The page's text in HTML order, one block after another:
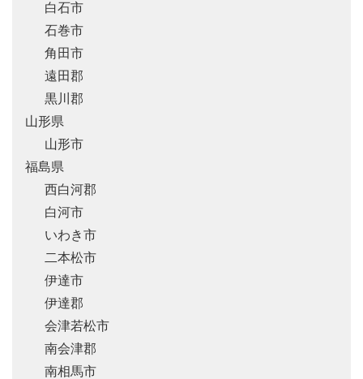
白石市
石巻市
角田市
遠田郡
黒川郡
山形県
山形市
福島県
西白河郡
白河市
いわき市
二本松市
伊達市
伊達郡
会津若松市
南会津郡
南相馬市